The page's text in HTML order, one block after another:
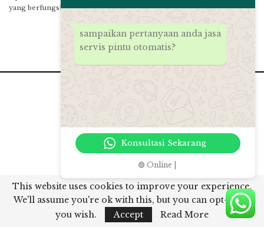
yang berfungsi dengan baik sangat…
© 2026 - PT.MSM Tiga Matra Satra. All Rights Reserved.
Website Design:msmparkinggroup 2012
This website uses cookies to improve your experience.
We'll assume you're ok with this, but you can opt-out if
you wish.
Accept Read More
sampaikan pertanyaan anda jasa
servis pintu otomatis?
Konsultasi Sekarang
🟢 Online |